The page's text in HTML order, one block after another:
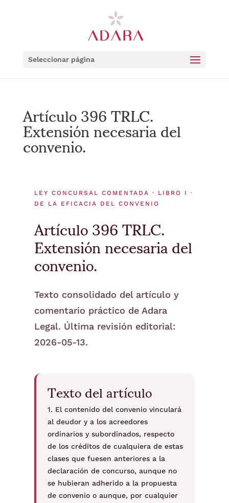
Seleccionar página
Artículo 396 TRLC.
Extensión necesaria del
convenio.
LEY CONCURSAL COMENTADA · LIBRO I ·
DE LA EFICACIA DEL CONVENIO
Artículo 396 TRLC.
Extensión necesaria del
convenio.
Texto consolidado del artículo y
comentario práctico de Adara
Legal. Última revisión editorial:
2026-05-13.
Texto del artículo
1. El contenido del convenio vinculará
al deudor y a los acreedores
ordinarios y subordinados, respecto
de los créditos de cualquiera de estas
clases que fuesen anteriores a la
declaración de concurso, aunque no
se hubieran adherido a la propuesta
de convenio o aunque, por cualquier